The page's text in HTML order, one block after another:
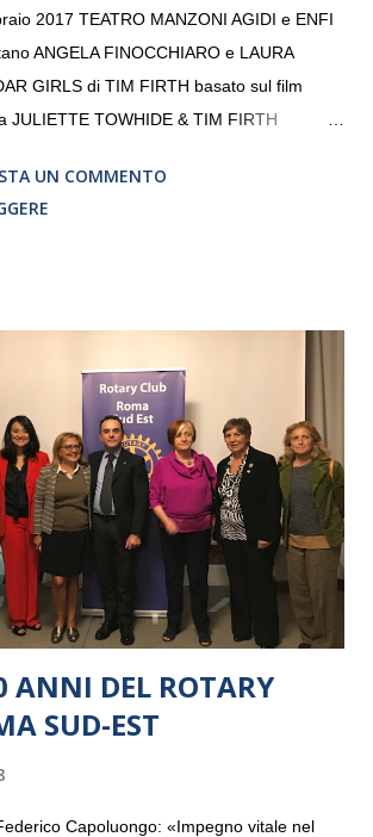
2017 TEATRO MANZONI AGIDI e ENFI
ANGELA FINOCCHIARO e LAURA
GIRLS di TIM FIRTH basato sul film
JULIETTE TOWHIDE & TIM FIRTH
UN COMMENTO
ANNI DEL ROTARY
SUD-EST
Capoluongo: «Impegno vitale nel